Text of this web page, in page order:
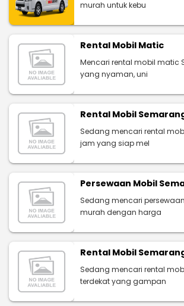
murah untuk kebu
Rental Mobil Matic
Mencari rental mobil matic
yang nyaman, uni
Rental Mobil
Sedang mencari rental
jam yang siap mel
Persewaan Mobil
Sedang mencari
murah dengan harga
Rental Mobil
Sedang mencari rental
terdekat yang gampan